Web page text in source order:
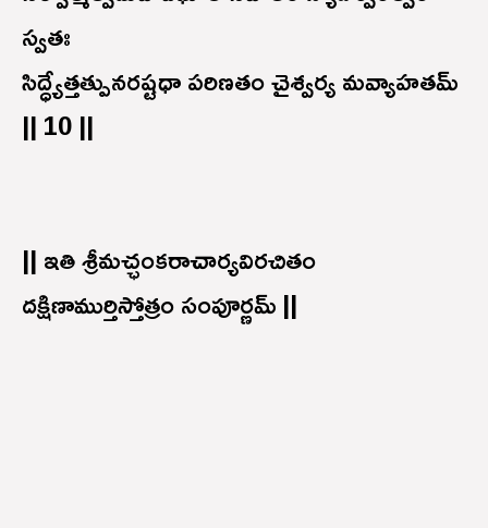
స్వతః
సిద్ధ్యేత్తత్పునరష్టధా పరిణతం చైశ్వర్య మవ్యాహతమ్
|| 10 ||
|| ఇతి శ్రీమచ్ఛంకరాచార్యవిరచితం
దక్షిణాముర్తిస్తోత్రం సంపూర్ణమ్ ||